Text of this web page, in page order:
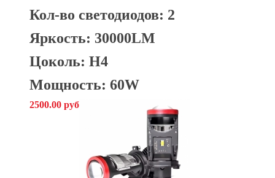
Кол-во светодиодов: 2
Яркость: 30000LM
Цоколь: H4
Мощность: 60W
2500.00 руб